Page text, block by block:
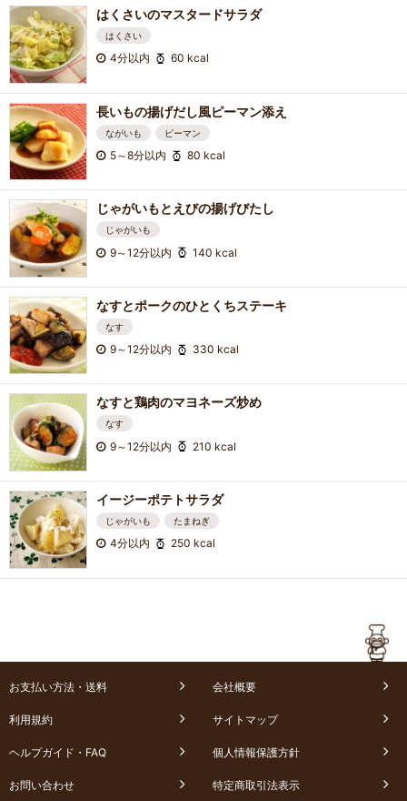
はくさいのマスタードサラダ
はくさい
4分以内 60 kcal
長いもの揚げだし風ピーマン添え
ながいも ピーマン
5～8分以内 80 kcal
じゃがいもとえびの揚げびたし
じゃがいも
9～12分以内 140 kcal
なすとポークのひとくちステーキ
なす
9～12分以内 330 kcal
なすと鶏肉のマヨネーズ炒め
なす
9～12分以内 210 kcal
イージーポテトサラダ
じゃがいも たまねぎ
4分以内 250 kcal
お支払い方法・送料 会社概要
利用規約 サイトマップ
ヘルプガイド・FAQ 個人情報保護方針
お問い合わせ 特定商取引法表示